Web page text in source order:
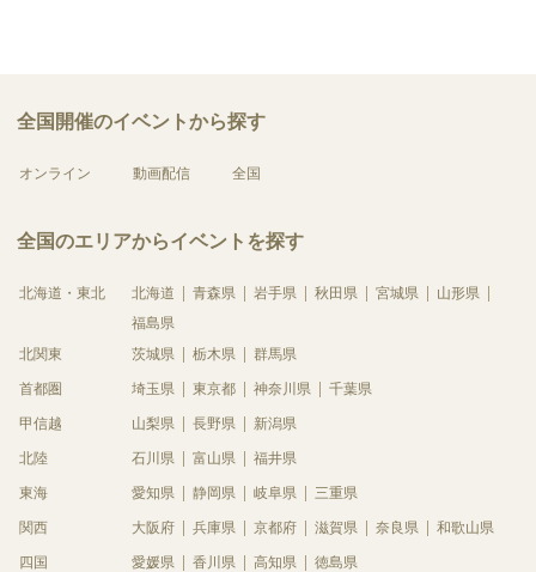
全国開催のイベントから探す
オンライン 動画配信 全国
全国のエリアからイベントを探す
北海道・東北 北海道 青森県 岩手県 秋田県 宮城県
山形県
福島県
北関東
茨城県 栃木県 群馬県
首都圏 埼玉県 東京都 神奈川県 千葉県
甲信越 山梨県 長野県 新潟県
北陸 石川県 富山県 福井県
東海 愛知県 静岡県 岐阜県 三重県
関西 大阪府 兵庫県 京都府 滋賀県 奈良県 和歌山県
四国 愛媛県 香川県 高知県 徳島県